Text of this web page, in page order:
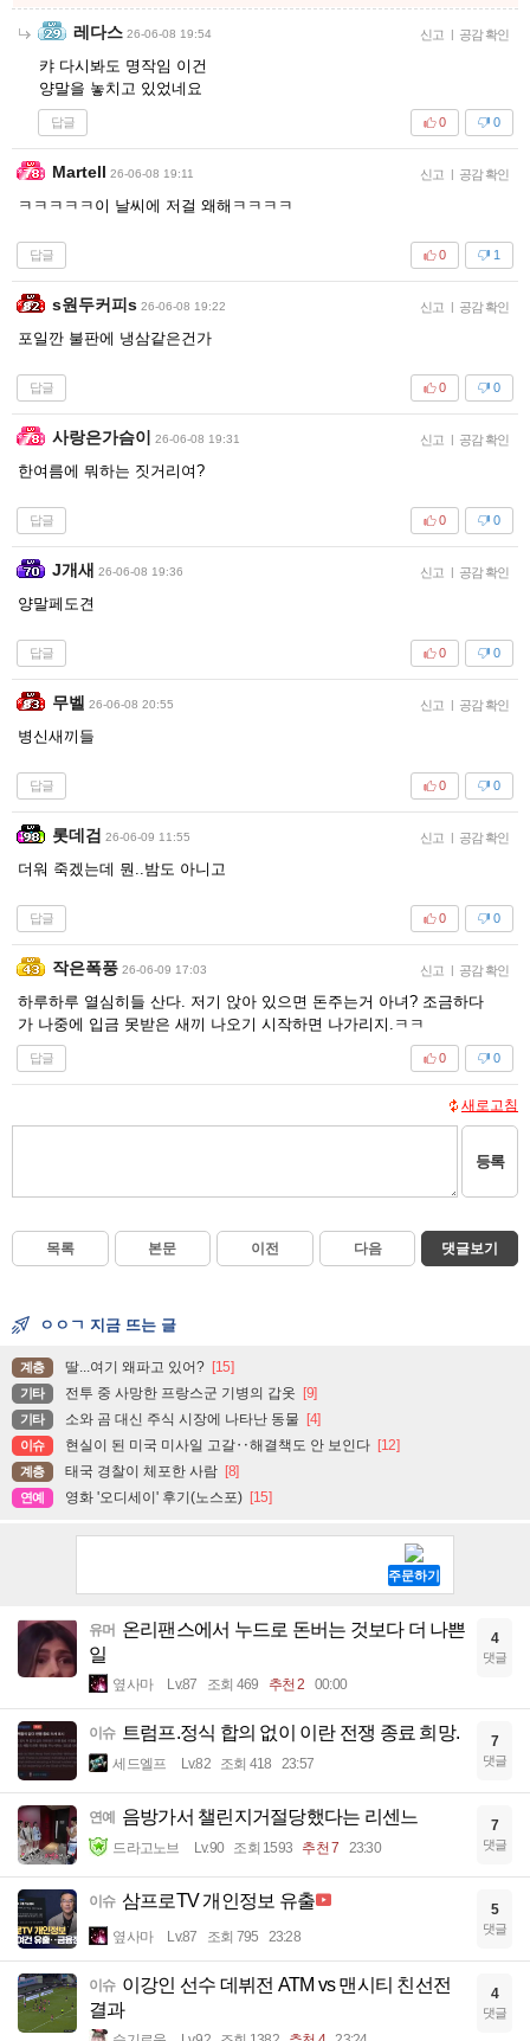
레다스 26-06-08 19:54 신고 | 공감 확인
캬 다시봐도 명작임 이건
양말을 놓치고 있었네요
답글 0
0
Martell 26-06-08 19:11 신고 | 공감 확인
ㅋㅋㅋㅋㅋ이 날씨에 저걸 왜해ㅋㅋㅋㅋ
답글 1
0
s원두커피s 26-06-08 19:22 신고 | 공감 확인
포일깐 불판에 냉삼같은건가
답글 0
0
사랑은가슴이 26-06-08 19:31 신고 | 공감 확인
한여름에 뭐하는 짓거리여?
답글 0
0
J개새 26-06-08 19:36 신고 | 공감 확인
양말페도견
답글 0
0
무벨 26-06-08 20:55 신고 | 공감 확인
병신새끼들
답글 0
0
롯데검 26-06-09 11:55 신고 | 공감 확인
더워 죽겠는데 뭔..밤도 아니고
답글 0
0
작은폭풍 26-06-09 17:03 신고 | 공감 확인
하루하루 열심히들 산다. 저기 앉아 있으면 돈주는거 아녀? 조금하다
가 나중에 입금 못받은 새끼 나오기 시작하면 나가리지.ㅋㅋ
답글 0
0
새로고침
등록
목록 본문 이전 다음 댓글보기
ㅇㅇㄱ 지금 뜨는 글
계층 딸...여기 왜파고 있어? [15]
기타 전투 중 사망한 프랑스군 기병의 갑옷 [9]
기타 소와 곰 대신 주식 시장에 나타난 동물 [4]
이슈 현실이 된 미국 미사일 고갈‥해결책도 안 보인다 [12]
계층 태국 경찰이 체포한 사람 [8]
연예 영화 '오디세이' 후기(노스포) [15]
유머 온리팬스에서 누드로 돈버는 것보다 더 나쁜
일
옆사마 Lv.87 조회 469 추천 2 00:00
4
댓글
이슈 트럼프.정식 합의 없이 이란 전쟁 종료 희망.
세드엘프 Lv.82 조회 418 23:57
7
댓글
연예 음방가서 챌린지거절당했다는 리센느
드라고노브 Lv.90 조회 1593 추천 7 23:30
7
댓글
이슈 삼프로TV 개인정보 유출
옆사마 Lv.87 조회 795 23:28
5
댓글
이슈 이강인 선수 데뷔전 ATM vs 맨시티 친선전
결과
4
댓글